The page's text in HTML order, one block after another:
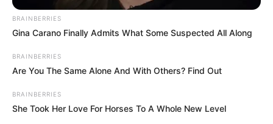
EMERGENCIAS POR LLUVIAS
METRO DE MEDELLÍN
MARINILLA - ANTIOQUIA
YONDÓ - ANTIOQUIA
RIONEGRO
BRAINBERRIES
Gina Carano Finally Admits What Some Suspected All Along
BRAINBERRIES
Are You The Same Alone And With Others? Find Out
BRAINBERRIES
She Took Her Love For Horses To A Whole New Level